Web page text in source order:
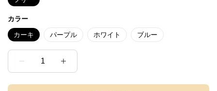
カラー
カーキ パープル ホワイト ブルー
1